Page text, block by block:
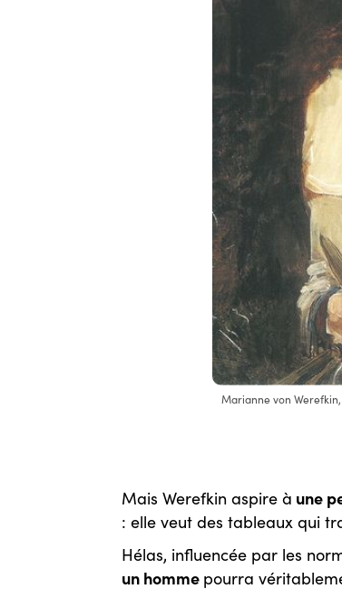
Marianne von
Mais Werefkin aspire à une
: elle veut des tableaux qui
Hélas, influencée par les
un homme pourra